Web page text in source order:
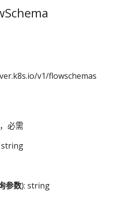
v1/flowschemas
，必需
string
参数): string